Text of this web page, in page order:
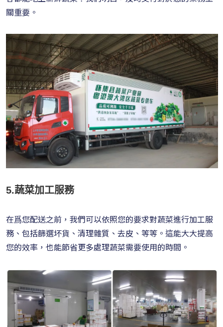
關重要。
5.蔬菜加工服務
在爲您配送之前，我們可以依照您的要求對蔬菜進行加工服
務、包括篩選坏貨、清理雜質、去皮、等等。這能大大提高
您的效率，也能節省更多處理蔬菜需要使用的時間。